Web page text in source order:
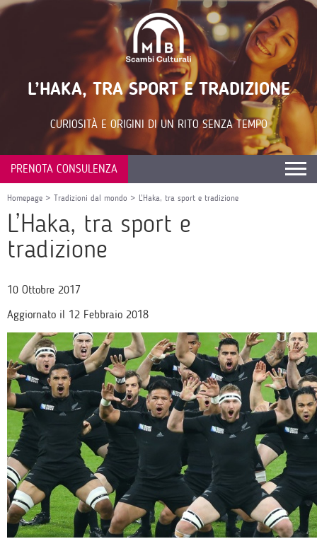
L’HAKA, TRA SPORT E TRADIZIONE
CURIOSITÀ E ORIGINI DI UN RITO SENZA TEMPO
PRENOTA CONSULENZA
Homepage > Tradizioni dal mondo > L’Haka, tra sport e tradizione
L’Haka, tra sport e
tradizione
10 Ottobre 2017
Aggiornato il 12 Febbraio 2018